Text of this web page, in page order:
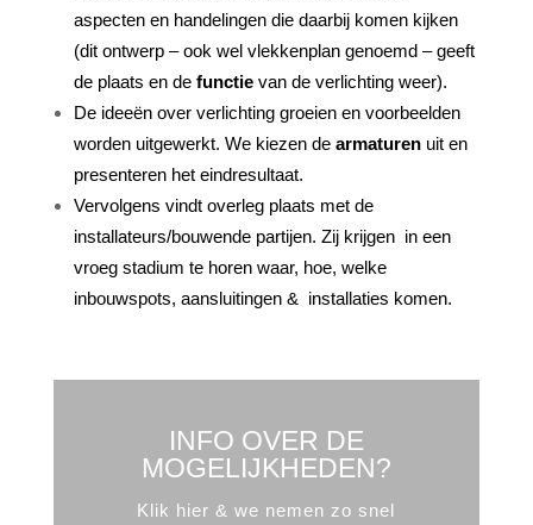
aspecten en handelingen die daarbij komen kijken
(dit ontwerp – ook wel vlekkenplan genoemd – geeft
de plaats en de functievan de verlichting weer).
De ideeën over verlichting groeien en voorbeelden
worden uitgewerkt. We kiezen de armaturenuit en
presenteren het eindresultaat.
Vervolgens vindt overleg plaats met de
installateurs/bouwende partijen. Zij krijgen in een
vroeg stadium te horen waar, hoe, welke
inbouwspots, aansluitingen & installaties komen.
INFO OVER DE
MOGELIJKHEDEN?
Klik hier & we nemen zo snel